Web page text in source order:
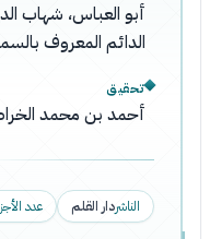
أبو العباس، شهاب
الدائم المعروف
تحقيق
أحمد بن محمد
الناشردار القلم عدد